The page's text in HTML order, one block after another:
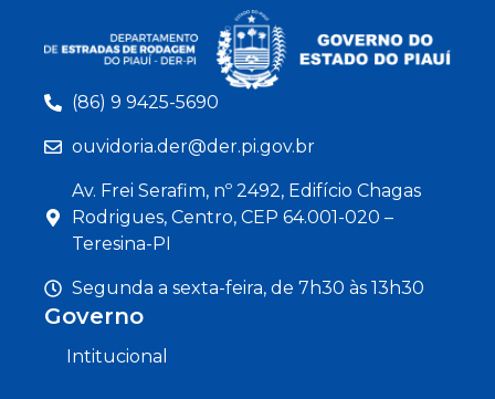
(86) 9 9425-5690
ouvidoria.der@der.pi.gov.br
Av. Frei Serafim, nº 2492, Edifício Chagas
Rodrigues, Centro, CEP 64.001-020 –
Teresina-PI
Segunda a sexta-feira, de 7h30 às 13h30
Governo
Intitucional